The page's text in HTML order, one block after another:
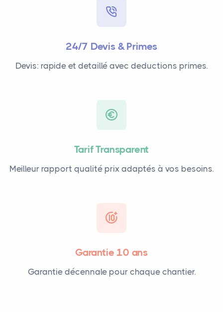
24/7 Devis & Primes
Devis: rapide et detaillé avec deductions primes.
Tarif Transparent
Meilleur rapport qualité prix adaptés à vos besoins.
Garantie 10 ans
Garantie décennale pour chaque chantier.